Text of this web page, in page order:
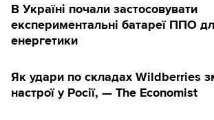
В Україні почали застосовувати
експериментальні батареї ППО
енергетики
Як удари по складах Wildberries
настрої у Росії, — The Economist